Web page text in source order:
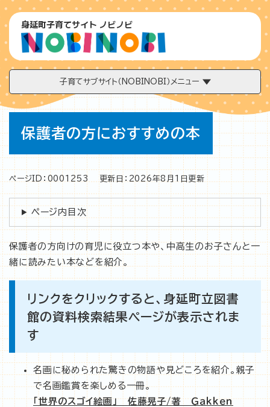
ペ
の
先
す
。
メニューを飛ばして本文へ
身延町子育てサイト ノビノビ
子育てサブサイト（NOBINOBI）メニュー
保護者の方におすすめの本
ページID：0001253 更新日：2026年8月1日更新
ページ内目次
保護者の方向けの育児に役立つ本や、中高生のお子さんと一
緒に読みたい本などを紹介。
リンクをクリックすると、身延町立図書
館の資料検索結果ページが表示されま
す
名画に秘められた驚きの物語や見どころを紹介。親子
で名画鑑賞を楽しめる一冊。
「世界のスゴイ絵画」 佐藤晃子/著 Ｇａｋｋｅｎ